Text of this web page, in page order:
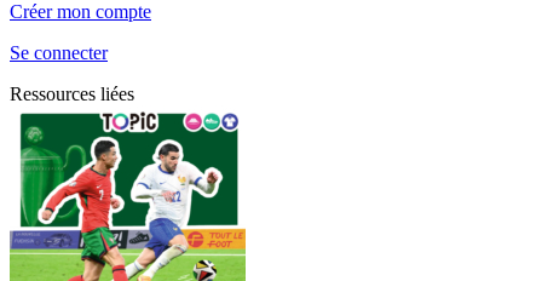
Créer mon compte
Se connecter
Ressources liées